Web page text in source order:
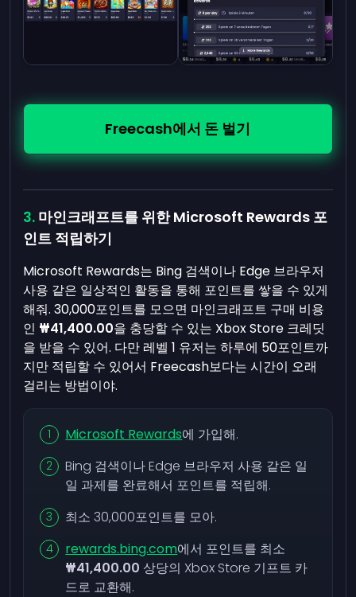
Freecash에서 돈 벌기
마인크래프트를 위한 Microsoft Rewards 포
인트 적립하기
Microsoft Rewards는 Bing 검색이나 Edge 브라우저
사용 같은 일상적인 활동을 통해 포인트를 쌓을 수 있게
해줘. 30,000포인트를 모으면 마인크래프트 구매 비용
인 ₩41,400.00을 충당할 수 있는 Xbox Store 크레딧
을 받을 수 있어. 다만 레벨 1 유저는 하루에 50포인트까
지만 적립할 수 있어서 Freecash보다는 시간이 오래
걸리는 방법이야.
Microsoft Rewards에 가입해.
Bing 검색이나 Edge 브라우저 사용 같은 일
일 과제를 완료해서 포인트를 적립해.
최소 30,000포인트를 모아.
rewards.bing.com에서 포인트를 최소
₩41,400.00 상당의 Xbox Store 기프트 카
드로 교환해.